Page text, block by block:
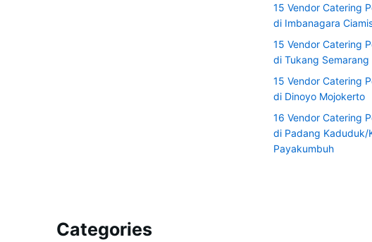
15 Vendor Catering
di Imbanagara
15 Vendor Catering
di Tukang Semarang
15 Vendor Catering
di Dinoyo Mojokerto
16 Vendor Catering
di Padang Kaduduk/
Payakumbuh
Categories